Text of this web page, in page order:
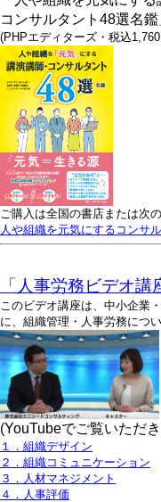
コンサルタント48選名鑑
(PHPエディターズ・税込1,760
ご購入は全国の書店または次
人や組織を元気にするコンサ
「人事労務ビデオ講
このビデオ講座は、中小企業
に、組織管理・人事労務につ
(YouTubeでご覧いただき
１．組織デザイン
２．組織コミュニケーション
３．人材マネジメント
４．人事評価